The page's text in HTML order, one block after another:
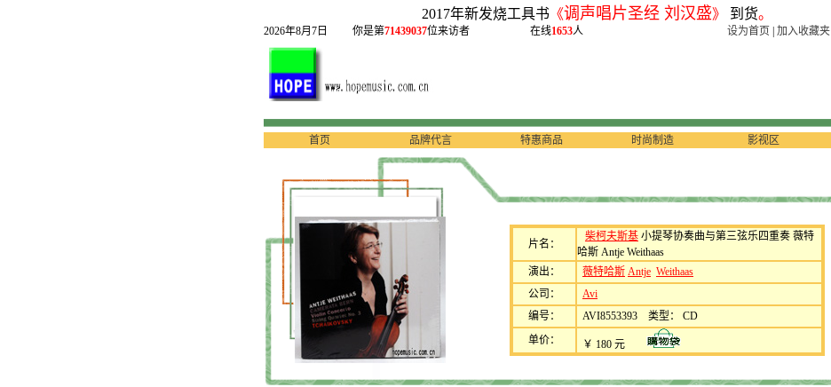
2017年新发烧工具书 《调声唱片圣经 刘汉盛》 到货。
2026年8月7日 你是第71439037位来访者 在线1653人 设为首页 加入收藏夹
首页 品牌代言 特惠商品 时尚制造 影视区
片名：
柴柯夫斯基 小提琴协奏曲与第三弦乐四重奏 薇特
哈斯 Antje Weithaas
演出：
薇特哈斯 Antje Weithaas
公司：
Avi
编号：
AVI8553393 类型： CD
单价：
￥ 180 元